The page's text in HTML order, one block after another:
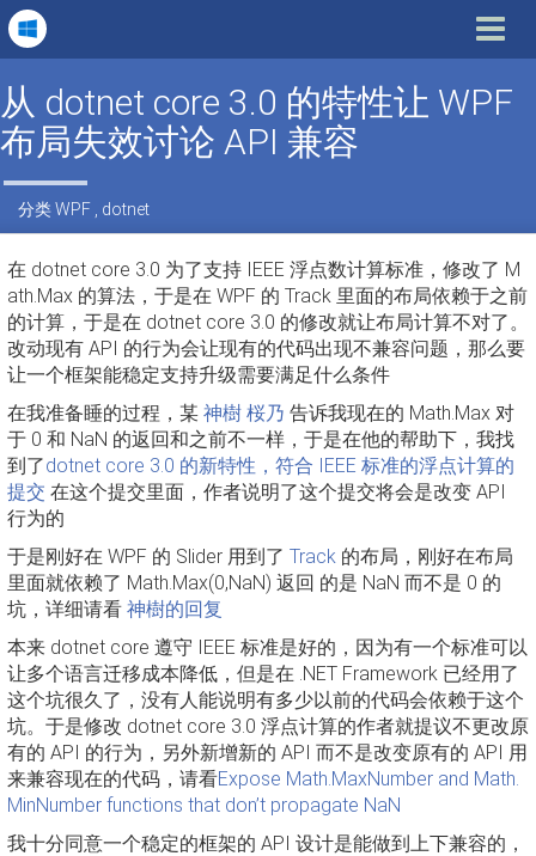
Toggle
从 dotnet core 3.0 的特性让 WPF
布局失效讨论 API 兼容
分类WPF dotnet
在 dotnet core 3.0 为了支持 IEEE 浮点数计算标准，修改了 M
ath.Max 的算法，于是在 WPF 的 Track 里面的布局依赖于之前
的计算，于是在 dotnet core 3.0 的修改就让布局计算不对了。
改动现有 API 的行为会让现有的代码出现不兼容问题，那么要
让一个框架能稳定支持升级需要满足什么条件
在我准备睡的过程，某 神樹 桜乃 告诉我现在的 Math.Max 对
于 0 和 NaN 的返回和之前不一样，于是在他的帮助下，我找
到了dotnet core 3.0 的新特性，符合 IEEE 标准的浮点计算的
提交 在这个提交里面，作者说明了这个提交将会是改变 API
行为的
于是刚好在 WPF 的 Slider 用到了 Track 的布局，刚好在布局
里面就依赖了 Math.Max(0,NaN) 返回 的是 NaN 而不是 0 的
坑，详细请看 神樹的回复
本来 dotnet core 遵守 IEEE 标准是好的，因为有一个标准可以
让多个语言迁移成本降低，但是在 .NET Framework 已经用了
这个坑很久了，没有人能说明有多少以前的代码会依赖于这个
坑。于是修改 dotnet core 3.0 浮点计算的作者就提议不更改原
有的 API 的行为，另外新增新的 API 而不是改变原有的 API 用
来兼容现在的代码，请看Expose Math.MaxNumber and Math.
MinNumber functions that don’t propagate NaN
我十分同意一个稳定的框架的 API 设计是能做到上下兼容的，